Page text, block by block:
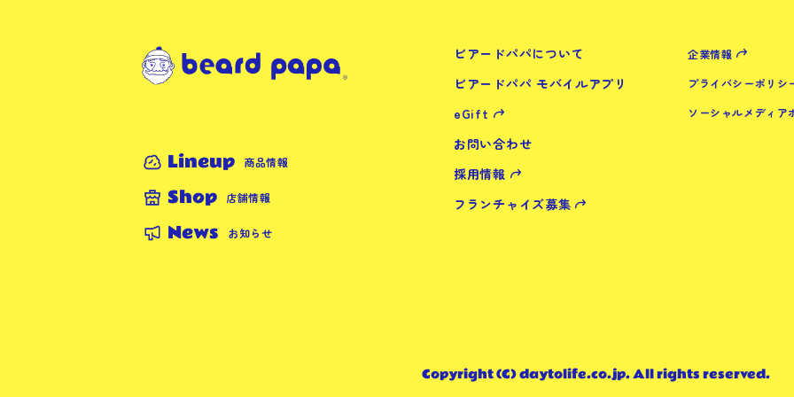
Lineup 商品情報
Shop 店舗情報
News お知らせ
ビアードパパについて
ビアードパパ モバイルアプリ
eGift
お問い合わせ
採用情報
フランチャイズ募集
企業情報
プライバシーポリシ
ソーシャルメディア
Copyright (C) daytolife.co.jp. All rights reserved.